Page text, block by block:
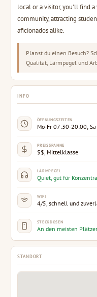
local or a visitor, you'll find
community, attracting
aficionados alike.
Planst du einen Besuch?
Qualität, Lärmpegel und
INFO
ÖFFNUNGSZEITEN
Mo-Fr 07:30-20:00;
PREISSPANNE
$$, Mittelklasse
LÄRMPEGEL
Quiet, gut für
WIFI
4/5, schnell und
STECKDOSEN
An den meisten
STANDORT